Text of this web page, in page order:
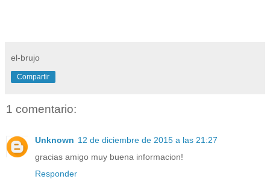
el-brujo
Compartir
1 comentario:
Unknown 12 de diciembre de 2015 a las 21:27
gracias amigo muy buena informacion!
Responder